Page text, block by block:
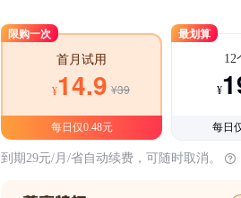
限购一次
首月试用
¥14.9 ¥39
每日仅0.48元
最划算
12
¥
每日
到期29元/月/省自动续费，可随时取消。